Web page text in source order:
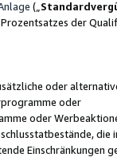
(„
der
oder
oder
oder
die
Einschränkungen